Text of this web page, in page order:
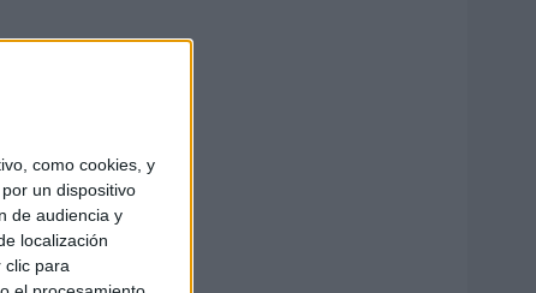
como cookies, y
un dispositivo
de audiencia y
localización
clic para